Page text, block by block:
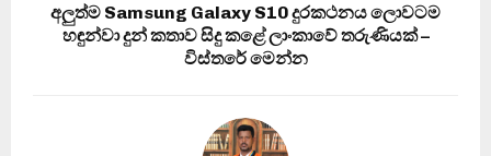
අලුත්ම Samsung Galaxy S10 දුරකථනය ලොවටම
හඳුන්වා දුන් කතාව සිදු කළේ ලාංකාවේ තරුණියක් –
විස්තරේ මෙන්න